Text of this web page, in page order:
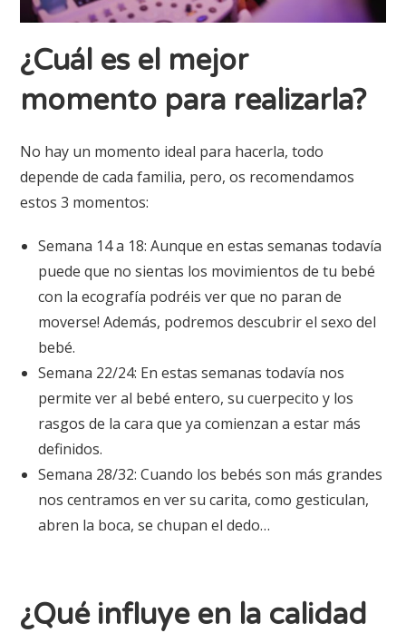
¿Cuál es el mejor
momento para realizarla?
No hay un momento ideal para hacerla, todo
depende de cada familia, pero, os recomendamos
estos 3 momentos:
Semana 14 a 18: Aunque en estas semanas todavía
puede que no sientas los movimientos de tu bebé
con la ecografía podréis ver que no paran de
moverse! Además, podremos descubrir el sexo del
bebé.
Semana 22/24: En estas semanas todavía nos
permite ver al bebé entero, su cuerpecito y los
rasgos de la cara que ya comienzan a estar más
definidos.
Semana 28/32: Cuando los bebés son más grandes
nos centramos en ver su carita, como gesticulan,
abren la boca, se chupan el dedo…
¿Qué influye en la calidad